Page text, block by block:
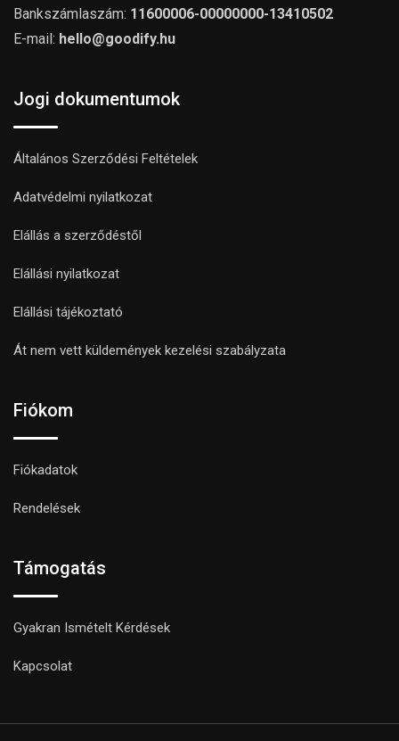
Bankszámlaszám: 11600006-00000000-13410502
E-mail: hello@goodify.hu
Jogi dokumentumok
Általános Szerződési Feltételek
Adatvédelmi nyilatkozat
Elállás a szerződéstől
Elállási nyilatkozat
Elállási tájékoztató
Át nem vett küldemények kezelési szabályzata
Fiókom
Fiókadatok
Rendelések
Támogatás
Gyakran Ismételt Kérdések
Kapcsolat